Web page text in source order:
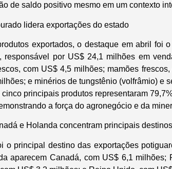
de saldo positivo mesmo em um contexto
lidera exportações do estado
exportados, o destaque em abril foi
responsável por US$ 24,1 milhões em
com US$ 4,5 milhões; mamões
e minérios de tungstênio (volfrâmio) e
cinco principais produtos representaram
a força do agronegócio e da
e Holanda concentram principais
o principal destino das exportações
aparecem Canadá, com US$ 6,1